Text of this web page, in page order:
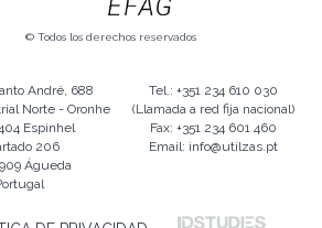
© Todos los derechos reservados
André, 688
Norte - Oronhe
Espinhel
206
Águeda
Tel.: +351 234 610 030
(Llamada a red fija nacional)
Fax: +351 234 601 460
Email: info@utilzas.pt